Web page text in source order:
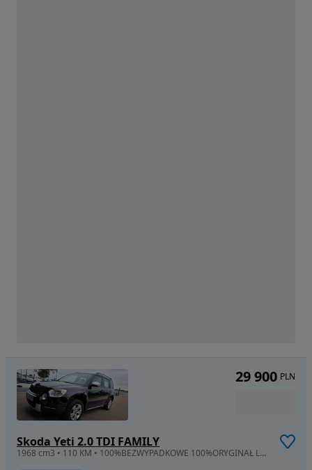
Skoda Yeti 2.0 TDI FAMILY
1968 cm3 • 110 KM • 100%BEZWYPADKOWE 100%ORYGINAŁ LAKIER Stan dla wymagających Zobacz..
29 900 PLN